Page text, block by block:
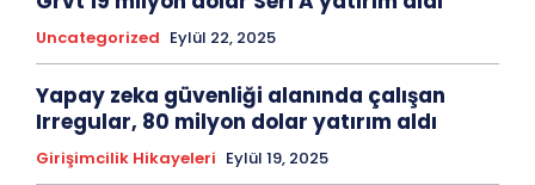
Uncategorized Eylül 22, 2025
Yapay zeka güvenliği alanında çalışan
Irregular, 80 milyon dolar yatırım aldı
Girişimcilik Hikayeleri Eylül 19, 2025